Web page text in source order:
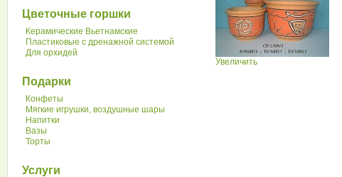
Цветочные горшки
Керамические Вьетнамские
Пластиковые с дренажной системой
Для орхидей
Подарки
Конфеты
Мягкие игрушки, воздушные шары
Напитки
Вазы
Торты
Услуги
Увеличить